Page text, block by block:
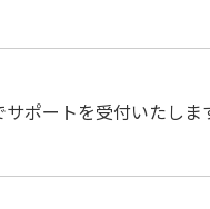
ポートを受付いたし